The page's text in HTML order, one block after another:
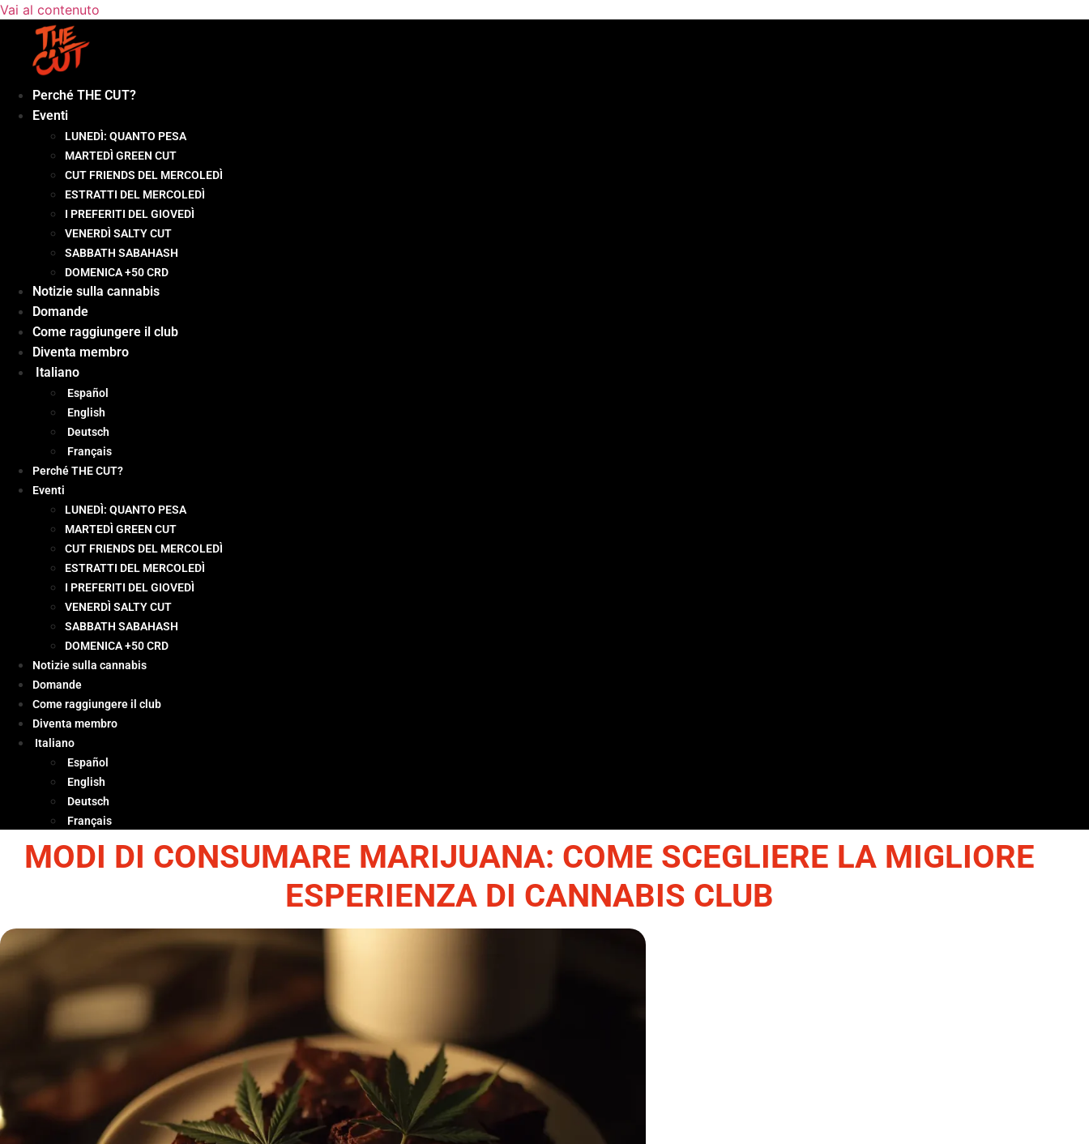
Vai al contenuto
Perché THE CUT?
Eventi
LUNEDÌ: QUANTO PESA
MARTEDÌ GREEN CUT
CUT FRIENDS DEL MERCOLEDÌ
ESTRATTI DEL MERCOLEDÌ
I PREFERITI DEL GIOVEDÌ
VENERDÌ SALTY CUT
SABBATH SABAHASH
DOMENICA +50 CRD
Notizie sulla cannabis
Domande
Come raggiungere il club
Diventa membro
Italiano
Español
English
Deutsch
Français
Perché THE CUT?
Eventi
LUNEDÌ: QUANTO PESA
MARTEDÌ GREEN CUT
CUT FRIENDS DEL MERCOLEDÌ
ESTRATTI DEL MERCOLEDÌ
I PREFERITI DEL GIOVEDÌ
VENERDÌ SALTY CUT
SABBATH SABAHASH
DOMENICA +50 CRD
Notizie sulla cannabis
Domande
Come raggiungere il club
Diventa membro
Italiano
Español
English
Deutsch
Français
MODI DI CONSUMARE MARIJUANA: COME SCEGLIERE LA MIGLIORE
ESPERIENZA DI CANNABIS CLUB